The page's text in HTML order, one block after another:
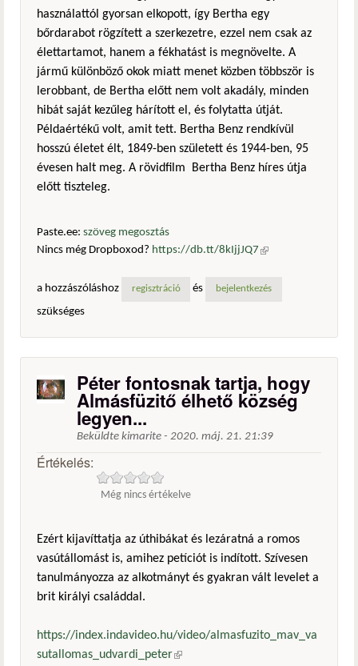
használattól gyorsan elkopott, így Bertha egy
bőrdarabot rögzített a szerkezetre, ezzel nem csak az
élettartamot, hanem a fékhatást is megnövelte. A
jármű különböző okok miatt menet közben többször is
lerobbant, de Bertha előtt nem volt akadály, minden
hibát saját kezűleg hárított el, és folytatta útját.
Példaértékű volt, amit tett. Bertha Benz rendkívül
hosszú életet élt, 1849-ben született és 1944-ben, 95
évesen halt meg. A rövidfilm Bertha Benz híres útja
előtt tiszteleg.
Paste.ee: szöveg megosztás
Nincs még Dropboxod? https://db.tt/8kIjjJQ7 (külső
a hozzászóláshoz
regisztráció és bejelentkezés
szükséges
Péter fontosnak tartja, hogy
Almásfüzitő élhető község
legyen...
Beküldte kimarite - 2020. máj. 21. 21:39
Értékelés:
Még nincs értékelve
Ezért kijavíttatja az úthibákat és lezáratná a romos
vasútállomást is, amihez petíciót is indított. Szívesen
tanulmányozza az alkotmányt és gyakran vált levelet a
brit királyi családdal.
https://index.indavideo.hu/video/almasfuzito_mav_va
sutallomas_udvardi_peter(külső hivatkozás)